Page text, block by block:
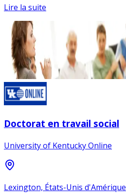
Lire la suite
Doctorat en travail social
University of Kentucky Online
Lexington, États-Unis d'Amérique